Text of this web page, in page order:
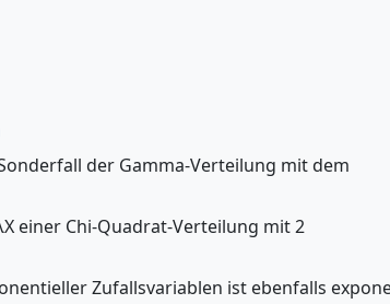
der Gamma-Verteilung mit dem
einer Chi-Quadrat-Verteilung mit 2
Zufallsvariablen ist ebenfalls